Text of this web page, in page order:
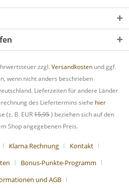
zzgl. Versandkosten und ggf.
wenn nicht anders beschrieben
Lieferzeiten für andere Länder
des Liefertermins siehe hier
(z. B. EUR15,95) beziehen sich auf den
Shop angegebenen Preis.
Klarna Rechnung
Kontakt
Bonus-Punkte-Programm
und AGB